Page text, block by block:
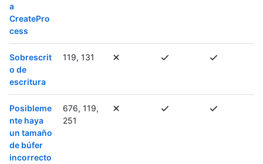
a
CreatePro
cess
Sobrescrit
o de
escritura
119, 131
Posibleme
nte haya
un tamaño
de búfer
incorrecto
676, 119,
251